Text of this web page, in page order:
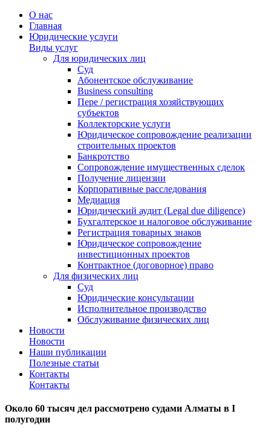
О нас
Главная
Юридические услуги
Виды услуг
Для юридических лиц
Суд
Абонентское обслуживание
Business consulting
Пере / регистрация хозяйствующих
субъектов
Коллекторские услуги
Юридическое сопровождение реализации
строительных проектов
Банкротство
Сопровождение имущественных сделок
Получение лицензии
Корпоративные расследования
Медиация
Юридический аудит (Legal due diligence)
Бухгалтерское и налоговое обслуживание
Регистрация товарных знаков
Юридическое сопровождение
инвестиционных проектов
Контрактное (договорное) право
Для физических лиц
Суд
Юридические консультации
Исполнительное производство
Обслуживание физических лиц
Новости
Новости
Наши публикации
Полезные статьи
Контакты
Контакты
Около 60 тысяч дел рассмотрено судами Алматы в I
полугодии